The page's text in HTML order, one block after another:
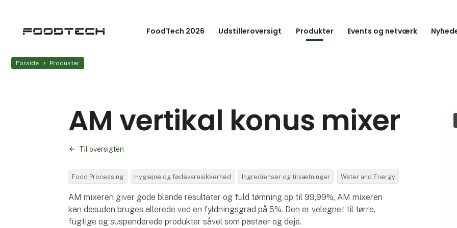
FoodTech 2026 Udstilleroversigt Produkter Events og netværk
Forside Produkter
AM vertikal konus mixer
Til oversigten
Food Processing Hygiejne og fødevaresikkerhed Ingredienser og tilsætninger Water and Energy
AM mixeren giver gode blande resultater og fuld tømning op til 99,99%, AM mixeren
kan desuden bruges allerede ved en fyldningsgrad på 5%. Den er velegnet til tørre,
fugtige og suspenderede produkter såvel som pastaer og deje.